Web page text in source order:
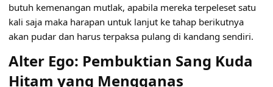
butuh kemenangan mutlak, apabila mereka terpeleset satu
kali saja maka harapan untuk lanjut ke tahap berikutnya
akan pudar dan harus terpaksa pulang di kandang sendiri.
Alter Ego: Pembuktian Sang Kuda
Hitam yang Mengganas